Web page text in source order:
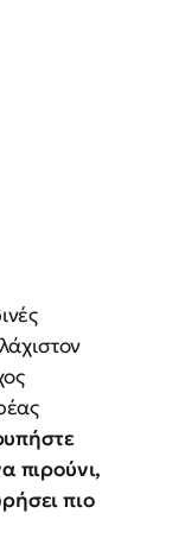
πιρούνι,
πιο